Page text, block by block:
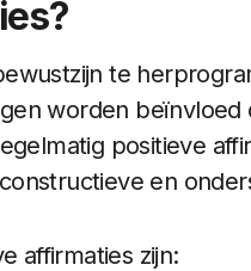
te
worden
positieve
en
affirmaties zijn: